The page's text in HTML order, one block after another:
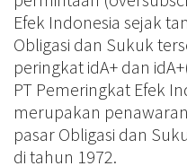
Efek Indonesia sejak
Obligasi dan Sukuk
peringkat idA+ dan
PT Pemeringkat Efek
merupakan
pasar Obligasi dan
di tahun 1972.